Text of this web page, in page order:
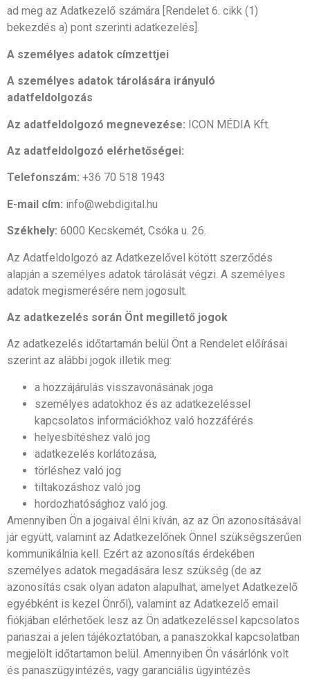
ad meg az Adatkezelő számára [Rendelet 6. cikk (1)
bekezdés a) pont szerinti adatkezelés].
A személyes adatok címzettjei
A személyes adatok tárolására irányuló
adatfeldolgozás
Az adatfeldolgozó megnevezése: ICON MÉDIA Kft.
Az adatfeldolgozó elérhetőségei:
Telefonszám: +36 70 518 1943
E-mail cím: info@webdigital.hu
Székhely: 6000 Kecskemét, Csóka u. 26.
Az Adatfeldolgozó az Adatkezelővel kötött szerződés
alapján a személyes adatok tárolását végzi. A személyes
adatok megismerésére nem jogosult.
Az adatkezelés során Önt megillető jogok
Az adatkezelés időtartamán belül Önt a Rendelet előírásai
szerint az alábbi jogok illetik meg:
a hozzájárulás visszavonásának joga
személyes adatokhoz és az adatkezeléssel
kapcsolatos információkhoz való hozzáférés
helyesbítéshez való jog
adatkezelés korlátozása,
törléshez való jog
tiltakozáshoz való jog
hordozhatósághoz való jog.
Amennyiben Ön a jogaival élni kíván, az az Ön azonosításával
jár együtt, valamint az Adatkezelőnek Önnel szükségszerűen
kommunikálnia kell. Ezért az azonosítás érdekében
személyes adatok megadására lesz szükség (de az
azonosítás csak olyan adaton alapulhat, amelyet Adatkezelő
egyébként is kezel Önről), valamint az Adatkezelő email
fiókjában elérhetőek lesz az Ön adatkezeléssel kapcsolatos
panaszai a jelen tájékoztatóban, a panaszokkal kapcsolatban
megjelölt időtartamon belül. Amennyiben Ön vásárlónk volt
és panaszügyintézés, vagy garanciális ügyintézés